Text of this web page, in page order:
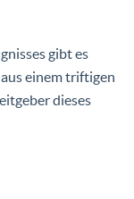
gibt es
einem triftigen
dieses